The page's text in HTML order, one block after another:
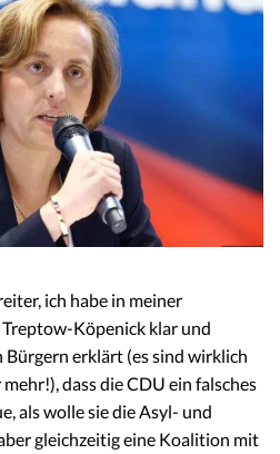
ich habe in meiner
Köpenick klar und
erklärt (es sind wirklich
dass die CDU ein falsches
als wolle sie die Asyl- und
gleichzeitig eine Koalition mit